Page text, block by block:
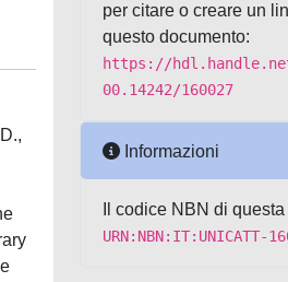
per citare o creare un
questo documento:
https://
00.14242/160027
Informazioni
Il codice NBN di
URN:NBN:IT:UNICATT-